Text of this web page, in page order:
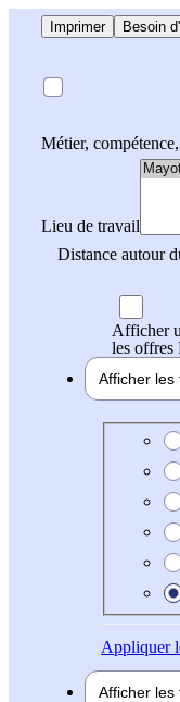
Imprimer Besoin
Métier,
Lieu de travail
Distance autour
Afficher
les offres
Afficher les
Date de
Appliquer
Afficher les